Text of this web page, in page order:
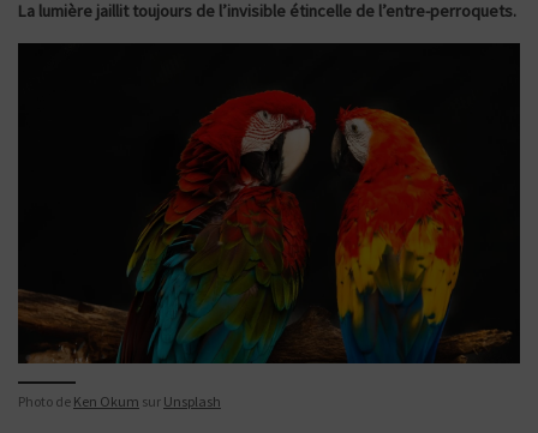
La lumière jaillit toujours de l’invisible étincelle de l’entre-perroquets.
Photo de Ken Okum sur Unsplash